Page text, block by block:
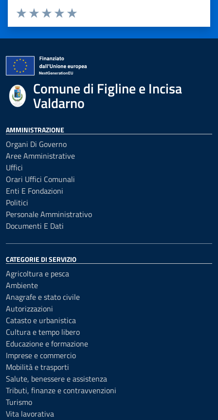
Valuta 5 stelle su 5
Valuta 4 stelle su 5
Valuta 3 stelle su 5
Valuta 2 stelle su 5
Valuta 1 stelle su 5
Comune di Figline e Incisa
Valdarno
AMMINISTRAZIONE
Organi Di Governo
Aree Amministrative
Uffici
Orari Uffici Comunali
Enti E Fondazioni
Politici
Personale Amministrativo
Documenti E Dati
CATEGORIE DI SERVIZIO
Agricoltura e pesca
Ambiente
Anagrafe e stato civile
Autorizzazioni
Catasto e urbanistica
Cultura e tempo libero
Educazione e formazione
Imprese e commercio
Mobilità e trasporti
Salute, benessere e assistenza
Tributi, finanze e contravvenzioni
Turismo
Vita lavorativa